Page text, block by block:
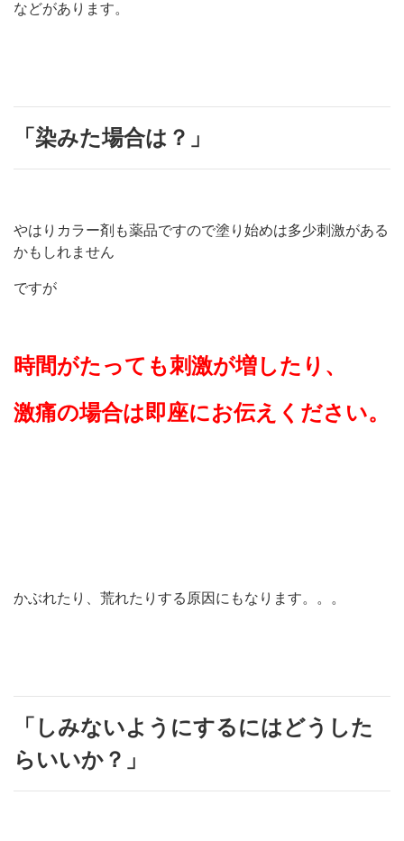
などがあります。
「染みた場合は？」
やはりカラー剤も薬品ですので塗り始めは多少刺激がある
かもしれません
ですが
時間がたっても刺激が増したり、
激痛の場合は即座にお伝えください。
かぶれたり、荒れたりする原因にもなります。。。
「しみないようにするにはどうした
らいいか？」